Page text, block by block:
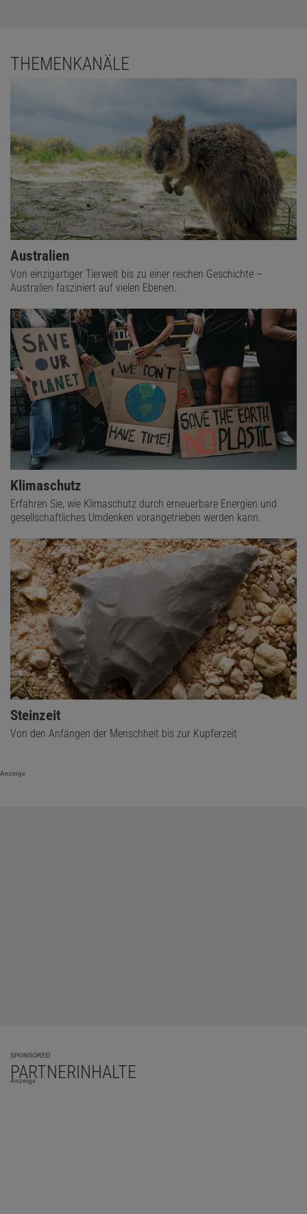
THEMENKANÄLE
Australien
Von einzigartiger Tierwelt bis zu einer reichen Geschichte –
Australien fasziniert auf vielen Ebenen.
Klimaschutz
Erfahren Sie, wie Klimaschutz durch erneuerbare Energien und
gesellschaftliches Umdenken vorangetrieben werden kann.
Steinzeit
Von den Anfängen der Menschheit bis zur Kupferzeit
Anzeige
SPONSORED
PARTNERINHALTE
Anzeige